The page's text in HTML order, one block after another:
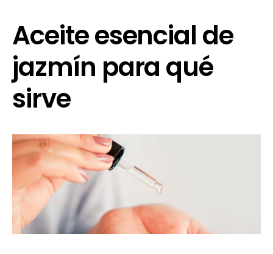
Aceite esencial de
jazmín para qué
sirve